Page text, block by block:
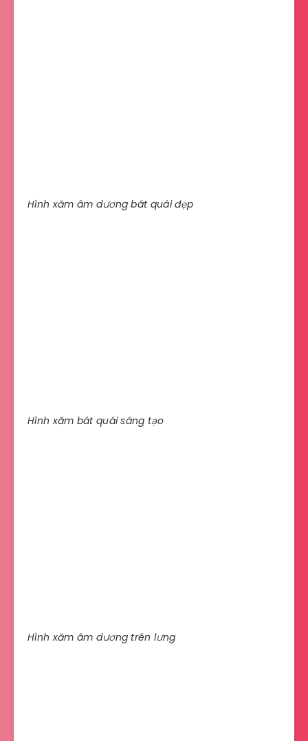
Hình xăm âm dương bát quái đẹp
Hình xăm bát quái sáng tạo
Hình xăm âm dương trên lưng